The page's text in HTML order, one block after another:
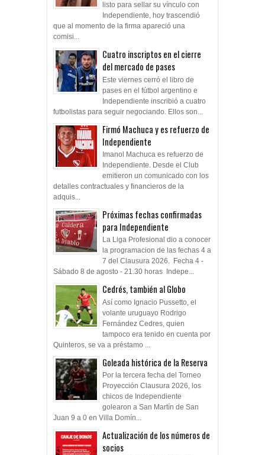
listo para sellar su vínculo con
Independiente, hoy trascendió
que al momento de la firma apareció una
comisi...
Cuatro inscriptos en el cierre
del mercado de pases
Este viernes cerró el libro de
pases en el fútbol argentino e
Independiente inscribió a cuatro
futbolistas para seguir negociando. Ellos son...
Firmó Machuca y es refuerzo de
Independiente
Imanol Machuca es refuerzo de
Independiente. Desde el Club
emitieron un comunicado con los
detalles contractuales y financieros de la
adquis...
Próximas fechas confirmadas
para Independiente
La Liga Profesional dio a conocer
la programacion de las fechas 4 a
7 del Clausura 2026. Fecha 4 -
Sábado 8 de agosto - 21.30 horas Indepe...
Cedrés, también al Globo
Así como Ignacio Pussetto, el
volante uruguayo Rodrigo
Fernández Cedres, quien
tampoco era tenido en cuenta por
Quinteros, se va a préstamo ...
Goleada histórica de la Reserva
Por la tercera fecha del Torneo
Proyección Clausura 2026, los
chicos de Independiente
golearon a San Martín de San
Juan 9 a 0 en Villa Domín...
Actualización de los números de
socios